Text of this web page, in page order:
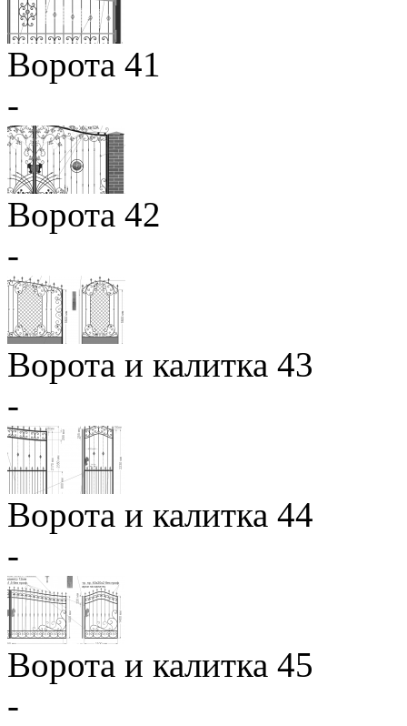
Ворота 41
-
Ворота 42
-
Ворота и калитка 43
-
Ворота и калитка 44
-
Ворота и калитка 45
-